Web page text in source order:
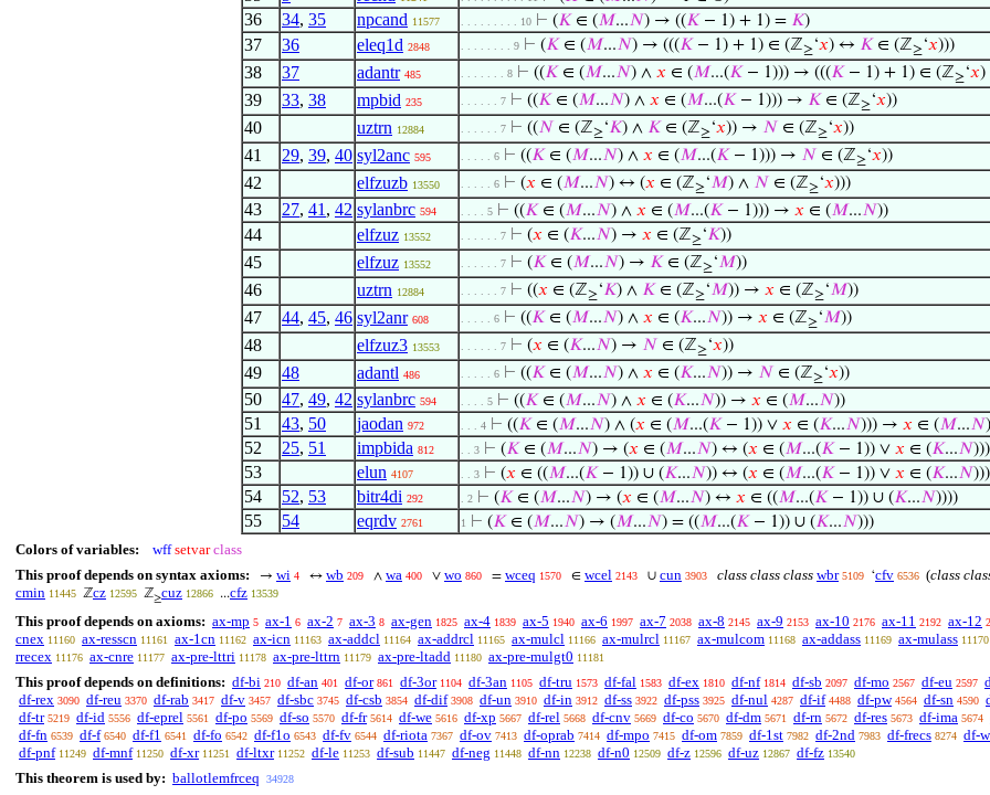
36 34, 35 npcand 11577 . . . . . . . . . 10 ⊢ (𝐾 ∈ (𝑀...𝑁) → ((𝐾 − 1) + 1) = 𝐾)
37 36 eleq1d 2848 . . . . . . . . 9 ⊢ (𝐾 ∈ (𝑀...𝑁) → (((𝐾 − 1) + 1) ∈ (ℤ≥‘𝑥) ↔ 𝐾 ∈ (ℤ≥‘𝑥)))
38 37 adantr 485 . . . . . . . 8 ⊢ ((𝐾 ∈ (𝑀...𝑁) ∧ 𝑥 ∈ (𝑀...(𝐾 − 1))) → (((𝐾 − 1) + 1) ∈ (ℤ≥‘𝑥
39 33, 38 mpbid 235 . . . . . . 7 ⊢ ((𝐾 ∈ (𝑀...𝑁) ∧ 𝑥 ∈ (𝑀...(𝐾 − 1))) → 𝐾 ∈ (ℤ≥‘𝑥))
40 uztrn 12884 . . . . . . 7 ⊢ ((𝑁 ∈ (ℤ≥‘𝐾) ∧ 𝐾 ∈ (ℤ≥‘𝑥)) → 𝑁 ∈ (ℤ≥‘𝑥))
41 29, 39, 40 syl2anc 595 . . . . . 6 ⊢ ((𝐾 ∈ (𝑀...𝑁) ∧ 𝑥 ∈ (𝑀...(𝐾 − 1))) → 𝑁 ∈ (ℤ≥‘𝑥))
42 elfzuzb 13550 . . . . . 6 ⊢ (𝑥 ∈ (𝑀...𝑁) ↔ (𝑥 ∈ (ℤ≥‘𝑀) ∧ 𝑁 ∈ (ℤ≥‘𝑥)))
43 27, 41 , 42 sylanbrc 594 . . . . 5 ⊢ ((𝐾 ∈ (𝑀...𝑁) ∧ 𝑥 ∈ (𝑀...(𝐾 − 1))) → 𝑥 ∈ (𝑀...𝑁))
44 elfzuz 13552 . . . . . . 7 ⊢ (𝑥 ∈ (𝐾...𝑁) → 𝑥 ∈ (ℤ≥‘𝐾))
45 elfzuz 13552 . . . . . . 7 ⊢ (𝐾 ∈ (𝑀...𝑁) → 𝐾 ∈ (ℤ≥‘𝑀))
46 uztrn 12884 . . . . . . 7 ⊢ ((𝑥 ∈ (ℤ≥‘𝐾) ∧ 𝐾 ∈ (ℤ≥‘𝑀)) → 𝑥 ∈ (ℤ≥‘𝑀))
47 44, 45, 46 syl2anr 608 . . . . . 6 ⊢ ((𝐾 ∈ (𝑀...𝑁) ∧ 𝑥 ∈ (𝐾...𝑁)) → 𝑥 ∈ (ℤ≥‘𝑀))
48 elfzuz3 13553 . . . . . . 7 ⊢ (𝑥 ∈ (𝐾...𝑁) → 𝑁 ∈ (ℤ≥‘𝑥))
49 48 adantl 486 . . . . . 6 ⊢ ((𝐾 ∈ (𝑀...𝑁) ∧ 𝑥 ∈ (𝐾...𝑁)) → 𝑁 ∈ (ℤ≥‘𝑥))
50 47, 49, 42 sylanbrc 594 . . . . 5 ⊢ ((𝐾 ∈ (𝑀...𝑁) ∧ 𝑥 ∈ (𝐾...𝑁)) → 𝑥 ∈ (𝑀...𝑁))
51 43, 50 jaodan 972 . . . 4 ⊢ ((𝐾 ∈ (𝑀...𝑁) ∧ (𝑥 ∈ (𝑀...(𝐾 − 1)) ∨ 𝑥 ∈ (𝐾...𝑁))) → 𝑥 ∈ (𝑀...𝑁
52 25, 51 impbida 812 . . 3 ⊢ (𝐾 ∈ (𝑀...𝑁) → (𝑥 ∈ (𝑀...𝑁) ↔ (𝑥 ∈ (𝑀...(𝐾 − 1)) ∨ 𝑥 ∈ (𝐾...𝑁
53 elun 4107 . . 3 ⊢ (𝑥 ∈ ((𝑀...(𝐾 − 1)) ∪ (𝐾...𝑁)) ↔ (𝑥 ∈ (𝑀...(𝐾 − 1)) ∨ 𝑥 ∈ (𝐾...𝑁)))
54 52, 53 bitr4di 292 . 2 ⊢ (𝐾 ∈ (𝑀...𝑁) → (𝑥 ∈ (𝑀...𝑁) ↔ 𝑥 ∈ ((𝑀...(𝐾 − 1)) ∪ (𝐾...𝑁))))
55 54 eqrdv 2761 1 ⊢ (𝐾 ∈ (𝑀...𝑁) → (𝑀...𝑁) = ((𝑀...(𝐾 − 1)) ∪ (𝐾...𝑁)))
Colors of variables: wff setvar class
This proof depends on syntax axioms:
→ wi 4 ↔ wb 209 ∧ wa 400 ∨ wo 860 = wceq 1570 ∈ wcel 2143 ∪ cun 3903 class class class wbr 5109 ‘cfv 6536 (class
cmin 11445 ℤcz 12595 ℤ≥cuz 12866 ...cfz 13539
This proof depends on axioms: ax-mp 5 ax-1 6 ax-2 7 ax-3 8 ax-gen 1825 ax-4 1839 ax-5 1940 ax-6 1997 ax-7 2038 ax-8 2145 ax-9 2153 ax-10 2176 ax-11 2192 ax-12
cnex 11160 ax-resscn 11161 ax-1cn 11162 ax-icn 11163 ax-addcl 11164 ax-addrcl 11165 ax-mulcl 11166 ax-mulrcl 11167 ax-mulcom 11168 ax-addass 11169 ax-mulass 11170
rrecex 11176 ax-cnre 11177 ax-pre-lttri 11178 ax-pre-lttrn 11179 ax-pre-ltadd 11180 ax-pre-mulgt0 11181
This proof depends on definitions: df-bi 210 df-an 401 df-or 861 df-3or 1104 df-3an 1105 df-tru 1573 df-fal 1583 df-ex 1810 df-nf 1814 df-sb 2097 df-mo 2567 df-eu 2597
df-rex 3090 df-reu 3370 df-rab 3417 df-v 3457 df-sbc 3745 df-csb 3854 df-dif 3908 df-un 3910 df-in 3912 df-ss 3922 df-pss 3925 df-nul 4287 df-if 4488 df-pw 4564 df-sn 4590
df-tr 5219 df-id 5556 df-eprel 5561 df-po 5569 df-so 5570 df-fr 5614 df-we 5616 df-xp 5667 df-rel 5668 df-cnv 5669 df-co 5670 df-dm 5671 df-rn 5672 df-res 5673 df-ima 5674
df-fn 6539 df-f 6540 df-f1 6541 df-fo 6542 df-f1o 6543 df-fv 6544 df-riota 7367 df-ov 7413 df-oprab 7414 df-mpo 7415 df-om 7859 df-1st 7982 df-2nd 7983 df-frecs 8274 df-
df-pnf 11249 df-mnf 11250 df-xr 11251 df-ltxr 11252 df-le 11253 df-sub 11447 df-neg 11448 df-nn 12238 df-n0 12509 df-z 12596 df-uz 12867 df-fz 13540
This theorem is used by: ballotlemfrceq 34928